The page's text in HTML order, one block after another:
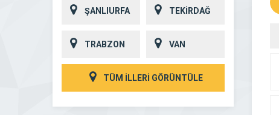
ŞANLIURFA TEKİRDAĞ
TRABZON VAN
TÜM İLLERİ GÖRÜNTÜLE